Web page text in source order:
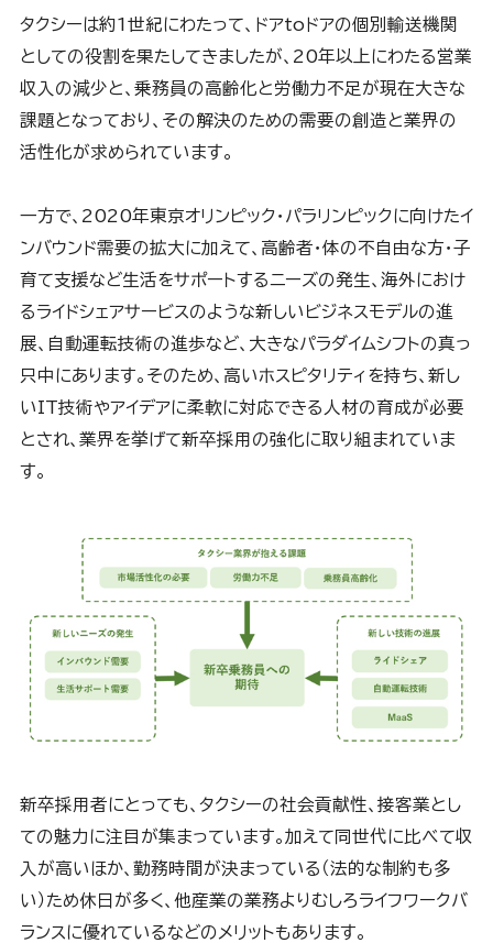
タクシーは約1世紀にわたって、ドアtoドアの個別輸送機関
としての役割を果たしてきましたが、20年以上にわたる営業
収入の減少と、乗務員の高齢化と労働力不足が現在大きな
課題となっており、その解決のための需要の創造と業界の
活性化が求められています。
一方で、2020年東京オリンピック・パラリンピックに向けたイ
ンバウンド需要の拡大に加えて、高齢者・体の不自由な方・子
育て支援など生活をサポートするニーズの発生、海外におけ
るライドシェアサービスのような新しいビジネスモデルの進
展、自動運転技術の進歩など、大きなパラダイムシフトの真っ
只中にあります。そのため、高いホスピタリティを持ち、新し
いIT技術やアイデアに柔軟に対応できる人材の育成が必要
とされ、業界を挙げて新卒採用の強化に取り組まれていま
す。
新卒採用者にとっても、タクシーの社会貢献性、接客業とし
ての魅力に注目が集まっています。加えて同世代に比べて収
入が高いほか、勤務時間が決まっている（法的な制約も多
い）ため休日が多く、他産業の業務よりむしろライフワークバ
ランスに優れているなどのメリットもあります。